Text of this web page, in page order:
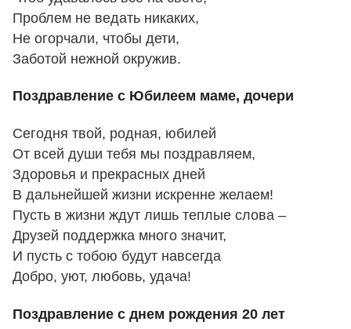
Проблем не ведать никаких,
Не огорчали, чтобы дети,
Заботой нежной окружив.
Поздравление с Юбилеем маме, дочери
Сегодня твой, родная, юбилей
От всей души тебя мы поздравляем,
Здоровья и прекрасных дней
В дальнейшей жизни искренне желаем!
Пусть в жизни ждут лишь теплые слова –
Друзей поддержка много значит,
И пусть с тобою будут навсегда
Добро, уют, любовь, удача!
Поздравление с днем рождения 20 лет